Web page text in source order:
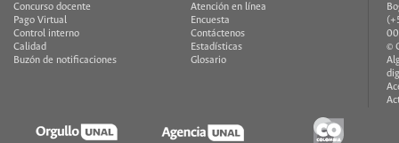
Concurso docente
Pago Virtual
Control interno
Calidad
Buzón de notificaciones
Atención en línea
Encuesta
Contáctenos
Estadísticas
Glosario
©